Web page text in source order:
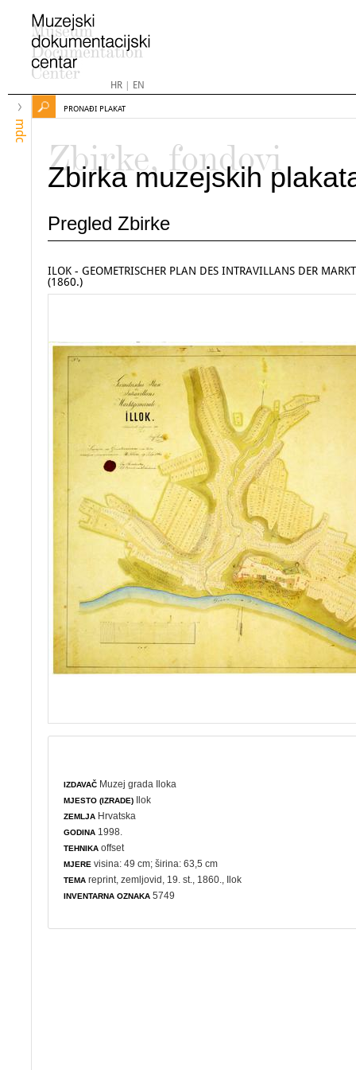
HR| EN
mdc
PRONAĐI PLAKAT
Zbirke, fondovi
Zbirka muzejskih
Pregled Zbirke
ILOK - GEOMETRISCHER PLAN DES INTRAVILLANS DER
(1860.)
IZDAVAČ Muzej grada Iloka
MJESTO (IZRADE) Ilok
ZEMLJA Hrvatska
GODINA 1998.
TEHNIKA offset
MJERE visina: 49 cm; širina: 63,5 cm
TEMA reprint ,zemljovid , 19. st., 1860., Ilok
INVENTARNA OZNAKA 5749